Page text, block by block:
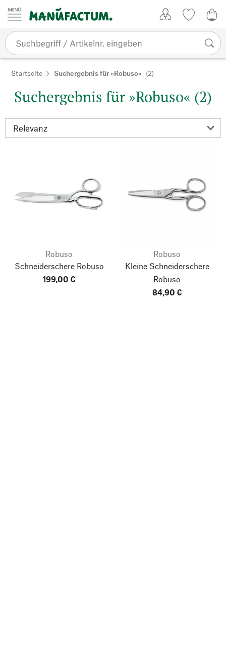
Zum Inhalt springen
Startseite Suchergebnis für »Robuso« (2)
Suchergebnis für »Robuso« (2)
Robuso
Schneiderschere Robuso
199,00 €
Robuso
Kleine Schneiderschere
Robuso
84,90 €